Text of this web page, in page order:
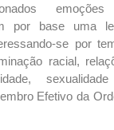
por base uma
se por
racial,
Efetivo da